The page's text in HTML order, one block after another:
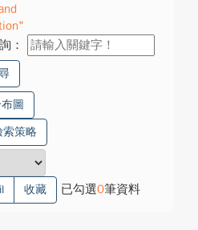
：
圖
索策略
收藏 已勾選0筆資料